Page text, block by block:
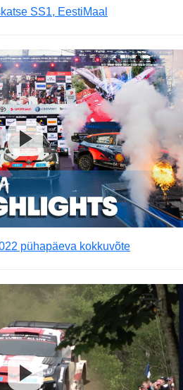
SS1, EestiMaal
pühapäeva kokkuvõte